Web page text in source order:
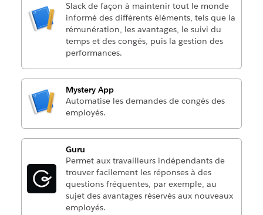
Slack de façon à maintenir tout le monde
informé des différents éléments, tels que la
rémunération, les avantages, le suivi du
temps et des congés, puis la gestion des
performances.
Mystery App
Automatise les demandes de congés des
employés.
Guru
Permet aux travailleurs indépendants de
trouver facilement les réponses à des
questions fréquentes, par exemple, au
sujet des avantages réservés aux nouveaux
employés.